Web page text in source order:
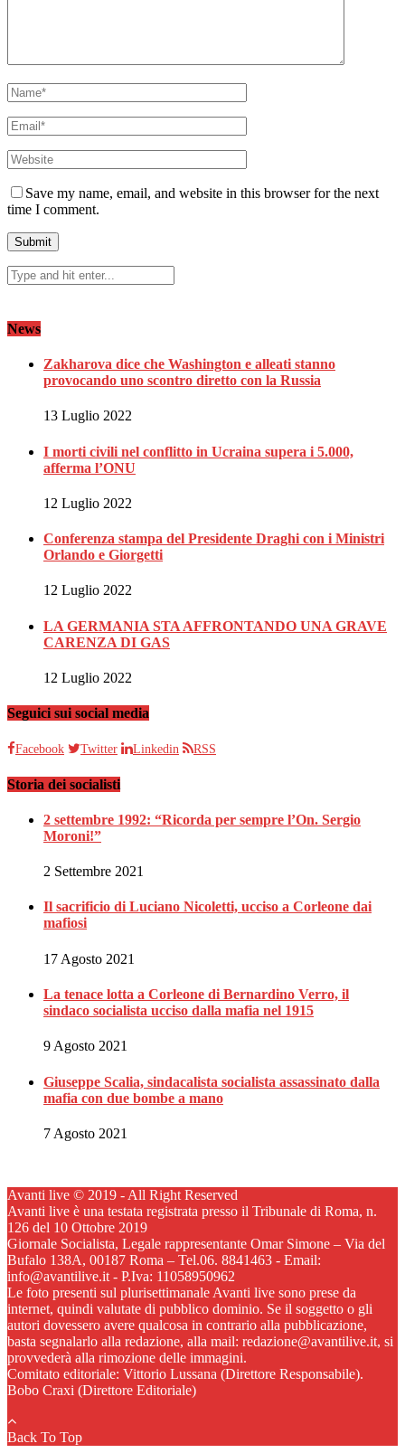
Save my name, email, and website in this browser for the next
time I comment.
News
Zakharova dice che Washington e alleati stanno
provocando uno scontro diretto con la Russia
13 Luglio 2022
I morti civili nel conflitto in Ucraina supera i 5.000,
afferma l’ONU
12 Luglio 2022
Conferenza stampa del Presidente Draghi con i Ministri
Orlando e Giorgetti
12 Luglio 2022
LA GERMANIA STA AFFRONTANDO UNA GRAVE
CARENZA DI GAS
12 Luglio 2022
Seguici sui social media
Facebook Twitter Linkedin RSS
Storia dei socialisti
2 settembre 1992: “Ricorda per sempre l’On. Sergio
Moroni!”
2 Settembre 2021
Il sacrificio di Luciano Nicoletti, ucciso a Corleone dai
mafiosi
17 Agosto 2021
La tenace lotta a Corleone di Bernardino Verro, il
sindaco socialista ucciso dalla mafia nel 1915
9 Agosto 2021
Giuseppe Scalia, sindacalista socialista assassinato dalla
mafia con due bombe a mano
7 Agosto 2021
Avanti live © 2019 - All Right Reserved
Avanti live è una testata registrata presso il Tribunale di Roma, n.
126 del 10 Ottobre 2019
Giornale Socialista, Legale rappresentante Omar Simone – Via del
Bufalo 138A, 00187 Roma – Tel.06. 8841463 - Email:
info@avantilive.it - P.Iva: 11058950962
Le foto presenti sul plurisettimanale Avanti live sono prese da
internet, quindi valutate di pubblico dominio. Se il soggetto o gli
autori dovessero avere qualcosa in contrario alla pubblicazione,
basta segnalarlo alla redazione, alla mail: redazione@avantilive.it, si
provvederà alla rimozione delle immagini.
Comitato editoriale: Vittorio Lussana (Direttore Responsabile).
Bobo Craxi (Direttore Editoriale)
Back To Top